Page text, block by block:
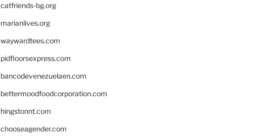
catfriends-bg.org
marianlives.org
waywardtees.com
pidfloorsexpress.com
bancodevenezuelaen.com
bettermoodfoodcorporation.com
hingstonnt.com
chooseagender.com